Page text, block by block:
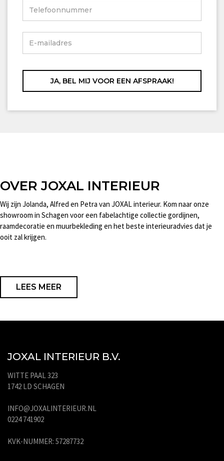
OVER JOXAL INTERIEUR
Wij zijn Jolanda, Alfred en Petra van JOXAL interieur. Kom naar onze
showroom in Schagen voor een fabelachtige collectie gordijnen,
raamdecoratie en muurbekleding en het beste interieuradvies dat je
ooit zal krijgen.
LEES MEER
JOXAL INTERIEUR B.V.
WITTE PAAL 323
1742 LD SCHAGEN
INFO@JOXALINTERIEUR.NL
0224 741902
KVK-NUMMER: 57287732